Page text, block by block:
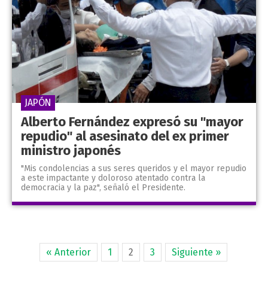
Alberto Fernández expresó su "mayor
repudio" al asesinato del ex primer
ministro japonés
"Mis condolencias a sus seres queridos y el mayor repudio
a este impactante y doloroso atentado contra la
democracia y la paz", señaló el Presidente.
JAPÓN
« Anterior 1 2 3 Siguiente »